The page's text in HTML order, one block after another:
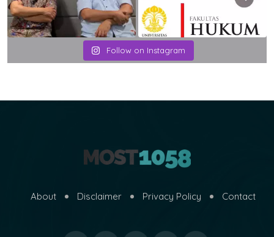
Follow on Instagram
About Disclaimer Privacy Policy Contact